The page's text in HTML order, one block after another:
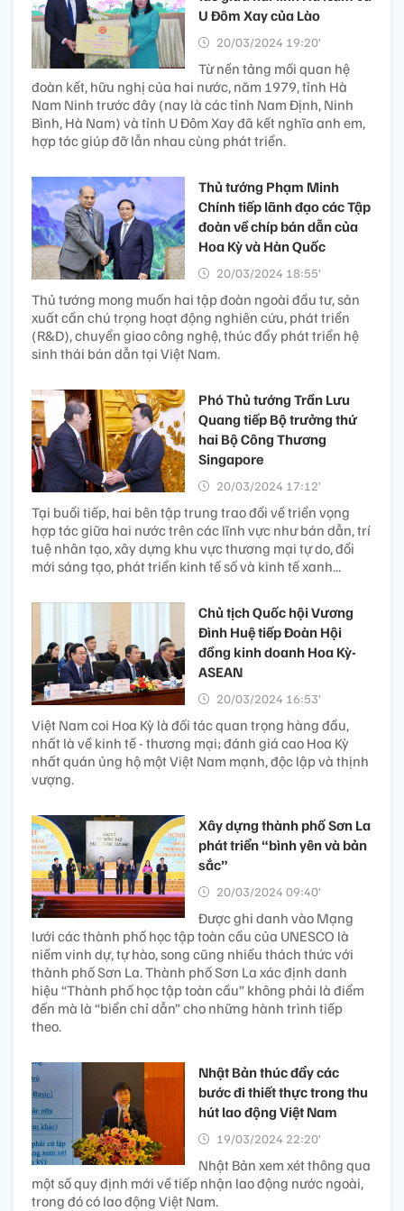
U Đôm Xay của Lào
20/03/2024 19:20’
Từ nền tảng mối quan hệ
đoàn kết, hữu nghị của hai nước, năm 1979, tỉnh Hà
Nam Ninh trước đây (nay là các tỉnh Nam Định, Ninh
Bình, Hà Nam) và tỉnh U Đôm Xay đã kết nghĩa anh em,
hợp tác giúp đỡ lẫn nhau cùng phát triển.
Thủ tướng Phạm Minh
Chính tiếp lãnh đạo các Tập
đoàn về chíp bán dẫn của
Hoa Kỳ và Hàn Quốc
20/03/2024 18:55’
Thủ tướng mong muốn hai tập đoàn ngoài đầu tư, sản
xuất cần chú trọng hoạt động nghiên cứu, phát triển
(R&D), chuyển giao công nghệ, thúc đẩy phát triển hệ
sinh thái bán dẫn tại Việt Nam.
Phó Thủ tướng Trần Lưu
Quang tiếp Bộ trưởng thứ
hai Bộ Công Thương
Singapore
20/03/2024 17:12’
Tại buổi tiếp, hai bên tập trung trao đổi về triển vọng
hợp tác giữa hai nước trên các lĩnh vực như bán dẫn, trí
tuệ nhân tạo, xây dựng khu vực thương mại tự do, đổi
mới sáng tạo, phát triển kinh tế số và kinh tế xanh...
Chủ tịch Quốc hội Vương
Đình Huệ tiếp Đoàn Hội
đồng kinh doanh Hoa Kỳ-
ASEAN
20/03/2024 16:53’
Việt Nam coi Hoa Kỳ là đối tác quan trọng hàng đầu,
nhất là về kinh tế - thương mại; đánh giá cao Hoa Kỳ
nhất quán ủng hộ một Việt Nam mạnh, độc lập và thịnh
vượng.
Xây dựng thành phố Sơn La
phát triển “bình yên và bản
sắc”
20/03/2024 09:40’
Được ghi danh vào Mạng
lưới các thành phố học tập toàn cầu của UNESCO là
niềm vinh dự, tự hào, song cũng nhiều thách thức với
thành phố Sơn La. Thành phố Sơn La xác định danh
hiệu “Thành phố học tập toàn cầu” không phải là điểm
đến mà là “biển chỉ dẫn” cho những hành trình tiếp
theo.
Nhật Bản thúc đẩy các
bước đi thiết thực trong thu
hút lao động Việt Nam
19/03/2024 22:20’
Nhật Bản xem xét thông qua
một số quy định mới về tiếp nhận lao động nước ngoài,
trong đó có lao động Việt Nam.